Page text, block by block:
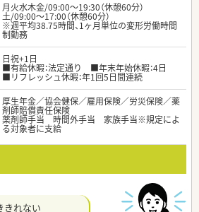
月火水木金/09:00～19:30（休憩60分）
土/09:00～17:00（休憩60分）
※週平均38.75時間、1ヶ月単位の変形労働時間
制勤務
日祝+1日
■有給休暇：法定通り ■年末年始休暇：4日
■リフレッシュ休暇：年1回5日間連続
厚生年金／協会健保／雇用保険／労災保険／薬
剤師賠償責任保険
薬剤師手当 時間外手当 家族手当※規定によ
る対象者に支給
きれない